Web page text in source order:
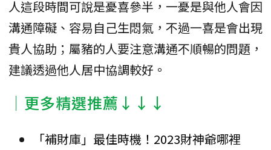
人這段時間可說是憂喜參半，一憂是與他人會因
溝通障礙、容易自己生悶氣，不過一喜是會出現
貴人協助；屬豬的人要注意溝通不順暢的問題，
建議透過他人居中協調較好。
│更多精選推薦↓↓↓
「補財庫」最佳時機！2023財神爺哪裡